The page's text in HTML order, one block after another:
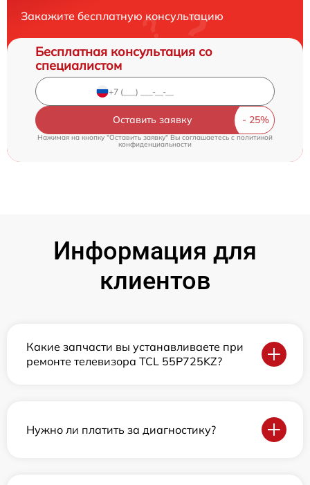
Закажите бесплатную консультацию
Бесплатная консультация со
специалистом
Оставить заявку
Нажимая на кнопку "Оставить заявку" Вы соглашаетесь c политикой
конфиденциальности
Информация для
клиентов
Какие запчасти вы устанавливаете при
ремонте телевизора TCL 55P725KZ?
Нужно ли платить за диагностику?